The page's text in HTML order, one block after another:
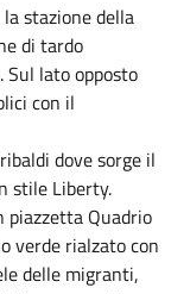
stazione della
di tardo
lato opposto
con il
dove sorge il
stile Liberty.
piazzetta Quadrio
verde rialzato con
delle migranti,